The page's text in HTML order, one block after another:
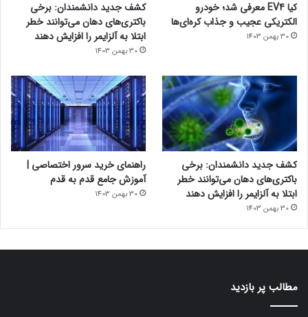
کیا EV4 معرفی شد؛ خودرو
الکتریکی عجیب و جذاب کره‌ای‌ها
30 بهمن 1403
کشف جدید دانشمندان: برخی
باکتری‌های دهان می‌توانند خطر
ابتلا به آلزایمر را افزایش دهند
30 بهمن 1403
کشف جدید دانشمندان: برخی
باکتری‌های دهان می‌توانند خطر
ابتلا به آلزایمر را افزایش دهند
30 بهمن 1403
راهنمای خرید سرور اختصاصی |
آموزش جامع قدم به قدم
30 بهمن 1403
مطالب پر بازدید